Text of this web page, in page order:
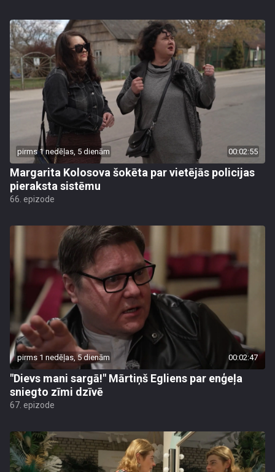
pirms 1 nedēļas, 5 dienām 00:02:55
Margarita Kolosova šokēta par vietējās policijas
pieraksta sistēmu
66. epizode
pirms 1 nedēļas, 5 dienām 00:02:47
"Dievs mani sargā!" Mārtiņš Egliens par enģeļa
sniegto zīmi dzīvē
67. epizode